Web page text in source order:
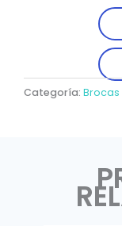
Categoría: